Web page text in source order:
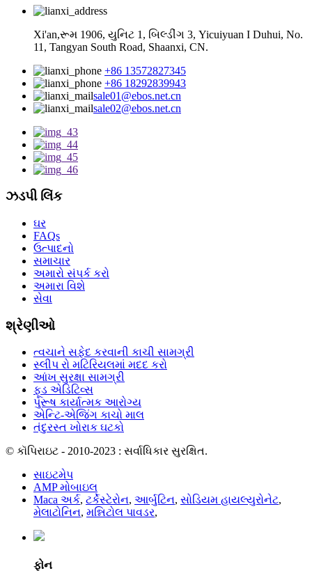
Xi'an,રૂમ 1906, યુનિટ 1, બિલ્ડીંગ 3, Yicuiyuan I Duhui, No.
11, Tangyan South Road, Shaanxi, CN.
+86 13572827345
+86 18292839943
sale01@ebos.net.cn
sale02@ebos.net.cn
ઝડપી લિંક
ઘર
FAQs
ઉત્પાદનો
સમાચાર
અમારો સંપર્ક કરો
અમારા વિશે
સેવા
શ્રેણીઓ
ત્વચાને સફેદ કરવાની કાચી સામગ્રી
સ્લીપ રો મટિરિયલમાં મદદ કરો
આંખ સુરક્ષા સામગ્રી
ફૂડ એડિટિવ્સ
પુરૂષ કાર્યાત્મક આરોગ્ય
એન્ટિ-એજિંગ કાચો માલ
તંદુરસ્ત ખોરાક ઘટકો
© કૉપિરાઇટ - 2010-2023 : સર્વાધિકાર સુરક્ષિત.
સાઇટમેપ
AMP મોબાઇલ
Maca અર્ક, ટર્કેસ્ટેરોન, આર્બુટિન, સોડિયમ હાયલ્યુરોનેટ,
મેલાટોનિન, મન્નિટોલ પાવડર,
ફોન